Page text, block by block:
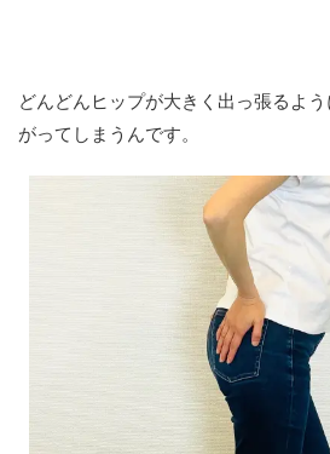
どんどんヒップが大きく出っ張るよ
がってしまうんです。